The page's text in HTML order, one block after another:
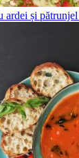
ardei și pătrunjel